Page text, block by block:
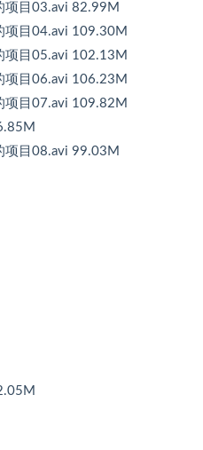
项目03.avi 82.99M
项目04.avi 109.30M
项目05.avi 102.13M
项目06.avi 106.23M
项目07.avi 109.82M
项目08.avi 99.03M